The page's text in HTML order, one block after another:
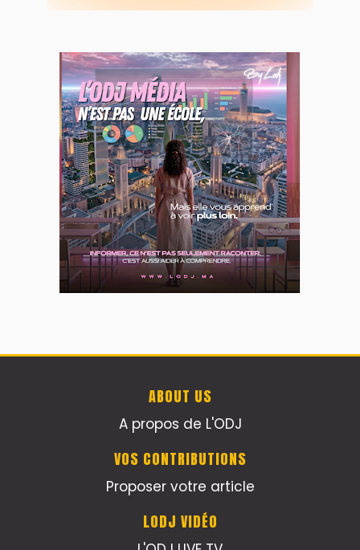
ABOUT US
A propos de L'ODJ
VOS CONTRIBUTIONS
Proposer votre article
LODJ VIDÉO